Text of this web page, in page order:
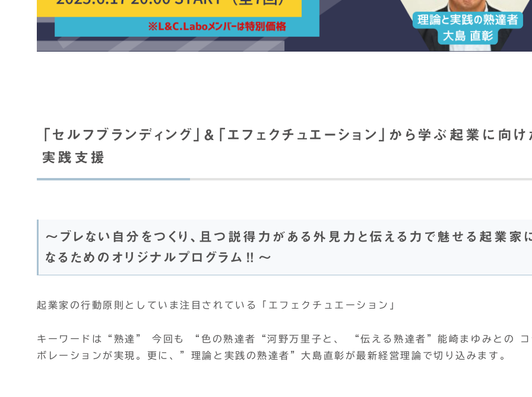
「セルフブランディング」＆「エフェクチュエーション」から学ぶ起業に向け
実践支援
～ブレない自分をつくり、且つ説得力がある外見力と伝える力で魅せる起業家
なるためのオリジナルプログラム‼～
起業家の行動原則としていま注目されている「エフェクチュエーション」
キーワードは“熟達” 今回も “色の熟達者“河野万里子と、 “伝える熟達者”能崎まゆみとの コ
ボレーションが実現。更に、”理論と実践の熟達者”大島直彰が最新経営理論で切り込みます。